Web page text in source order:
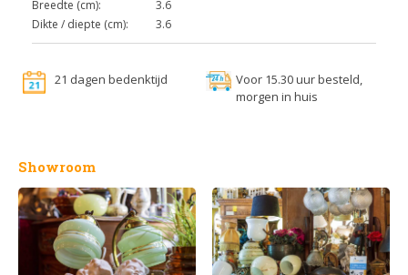
Breedte (cm):
3.6
Dikte / diepte (cm):
3.6
21 dagen bedenktijd
Voor 15.30 uur besteld,
morgen in huis
Showroom